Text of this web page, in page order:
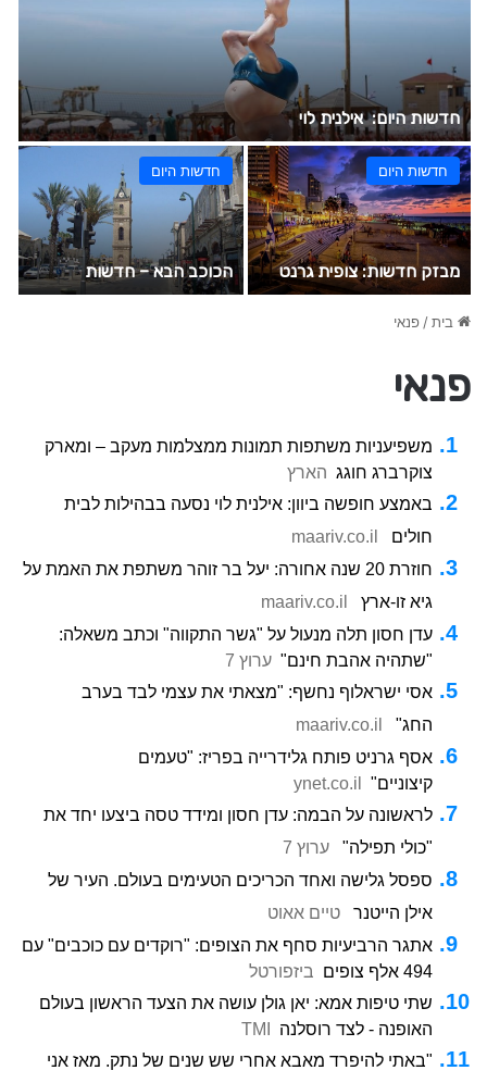
חדשות היום: אילנית לוי
חדשות היום
מבזק חדשות: צופית גרנט
חדשות היום
הכוכב הבא – חדשות
בית/פנאי
פנאי
משפיעניות משתפות תמונות ממצלמות מעקב – ומארק
צוקרברג חוגג הארץ
באמצע חופשה ביוון: אילנית לוי נסעה בבהילות לבית
חולים
maariv.co.il
חוזרת 20 שנה אחורה: יעל בר זוהר משתפת את האמת על
גיא זו-ארץ
maariv.co.il
עדן חסון תלה מנעול על "גשר התקווה" וכתב משאלה:
"שתהיה אהבת חינם" ערוץ 7
אסי ישראלוף נחשף: "מצאתי את עצמי לבד בערב
החג"
maariv.co.il
אסף גרניט פותח גלידרייה בפריז: "טעמים
קיצוניים"
ynet.co.il
לראשונה על הבמה: עדן חסון ומידד טסה ביצעו יחד את
"כולי תפילה"
ערוץ 7
ספסל גלישה ואחד הכריכים הטעימים בעולם. העיר של
אילן הייטנר
טיים אאוט
אתגר הרביעיות סחף את הצופים: "רוקדים עם כוכבים" עם
494 אלף צופים
ביזפורטל
שתי טיפות אמא: יאן גולן עושה את הצעד הראשון בעולם
האופנה - לצד רוסלנה
TMI
"באתי להיפרד מאבא אחרי שש שנים של נתק. מאז אני